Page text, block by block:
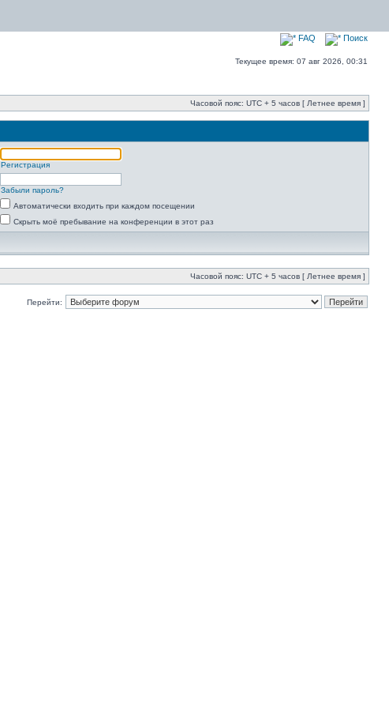
FAQ Поиск
Текущее время: 07 авг 2026, 00:31
Часовой пояс: UTC + 5 часов [ Летнее время ]
Регистрация
Забыли пароль?
Автоматически входить при каждом посещении
Скрыть моё пребывание на конференции в этот раз
Часовой пояс: UTC + 5 часов [ Летнее время ]
Перейти: